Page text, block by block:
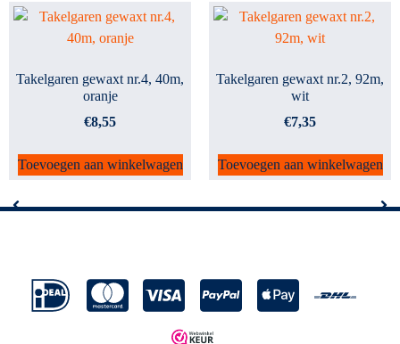
Takelgaren gewaxt nr.4, 40m,
oranje
€8,55
Toevoegen aan winkelwagen
Takelgaren gewaxt nr.2, 92m,
wit
€7,35
Toevoegen aan winkelwagen